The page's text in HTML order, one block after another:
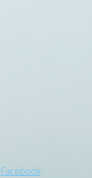
Facebook